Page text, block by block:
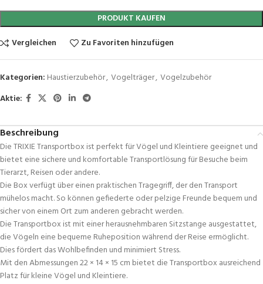
PRODUKT KAUFEN
Vergleichen
Zu Favoriten hinzufügen
Kategorien: Haustierzubehör, Vogelträger, Vogelzubehör
Aktie:
Beschreibung
Die TRIXIE Transportbox ist perfekt für Vögel und Kleintiere geeignet und
bietet eine sichere und komfortable Transportlösung für Besuche beim
Tierarzt, Reisen oder andere.
Die Box verfügt über einen praktischen Tragegriff, der den Transport
mühelos macht. So können gefiederte oder pelzige Freunde bequem und
sicher von einem Ort zum anderen gebracht werden.
Die Transportbox ist mit einer herausnehmbaren Sitzstange ausgestattet,
die Vögeln eine bequeme Ruheposition während der Reise ermöglicht.
Dies fördert das Wohlbefinden und minimiert Stress.
Mit den Abmessungen 22 × 14 × 15 cm bietet die Transportbox ausreichend
Platz für kleine Vögel und Kleintiere.